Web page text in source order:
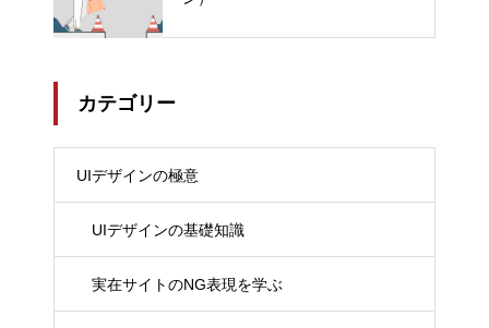
カテゴリー
UIデザインの極意
UIデザインの基礎知識
実在サイトのNG表現を学ぶ